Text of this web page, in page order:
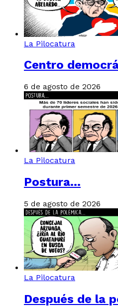
La Pilocatura
Centro
6 de agosto de 2026
La Pilocatura
Postura…
5 de agosto de 2026
La Pilocatura
Después de la